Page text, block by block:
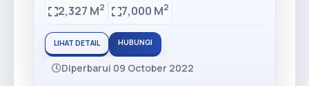
2,327 M2 7,000 M2
LIHAT DETAIL HUBUNGI
Diperbarui 09 October 2022